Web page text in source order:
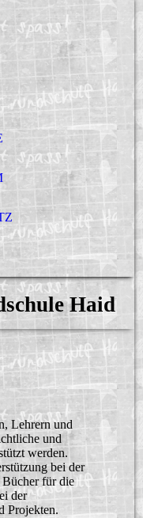
Haid
Lehrern und
und
werden.
bei der
Bücher für die
der
Projekten.